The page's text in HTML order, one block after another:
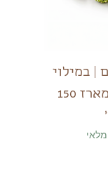
| במילוי
סופר פוד| מארז 150